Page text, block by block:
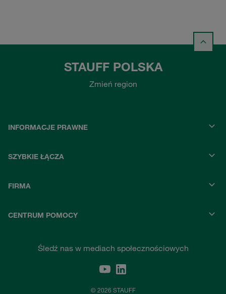
STAUFF POLSKA
Zmień region
INFORMACJE PRAWNE
SZYBKIE ŁĄCZA
FIRMA
CENTRUM POMOCY
Śledź nas w mediach społecznościowych
© 2026 STAUFF